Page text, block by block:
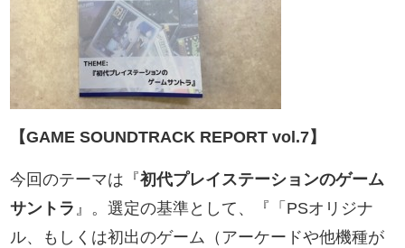
【GAME SOUNDTRACK REPORT vol.7】
今回のテーマは『初代プレイステーションのゲーム
サントラ 』。選定の基準として、『 「PSオリジナ
ル、もしくは初出のゲーム（アーケードや他機種が